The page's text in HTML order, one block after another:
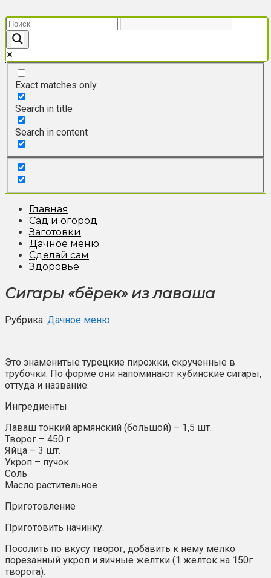
к
контенту
Exact matches only
Search in title
Search in content
Главная
Сад и огород
Заготовки
Дачное меню
Сделай сам
Здоровье
Сигары «бёрек» из лаваша
Рубрика: Дачное меню
Это знаменитые турецкие пирожки, скрученные в
трубочки. По форме они напоминают кубинские сигары,
оттуда и название.
Ингредиенты
Лаваш тонкий армянский (большой) – 1,5 шт.
Творог – 450 г
Яйца – 3 шт.
Укроп – пучок
Соль
Масло растительное
Приготовление
Приготовить начинку.
Посолить по вкусу творог, добавить к нему мелко
порезанный укроп и яичные желтки (1 желток на 150г
творога).